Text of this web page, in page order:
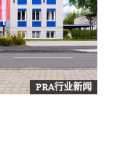
PRA行业新闻